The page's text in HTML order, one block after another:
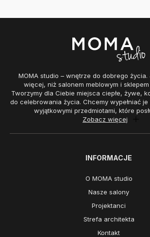
MOMA studio – wnętrze do dobrego życia.
więcej, niż salonem meblowym i
Tworzymy dla Ciebie miejsca ciepłe, żywe,
do celebrowania życia. Chcemy wypełniać je
wyjątkowymi przedmiotami, które
Zobacz więcej
INFORMACJE
O MOMA studio
Nasze salony
Projektanci
Strefa architekta
Kontakt